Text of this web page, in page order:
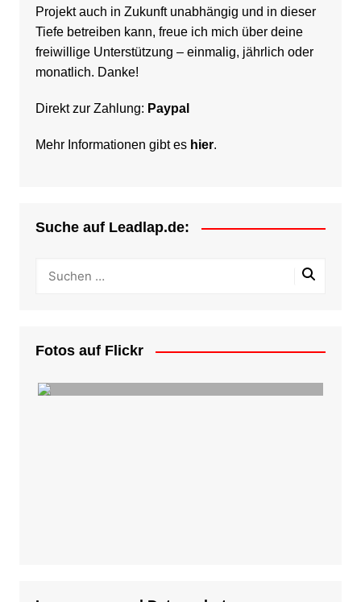
Projekt auch in Zukunft unabhängig und in dieser
Tiefe betreiben kann, freue ich mich über deine
freiwillige Unterstützung – einmalig, jährlich oder
monatlich. Danke!
Direkt zur Zahlung: Paypal
Mehr Informationen gibt es hier.
Suche auf Leadlap.de:
Fotos auf Flickr